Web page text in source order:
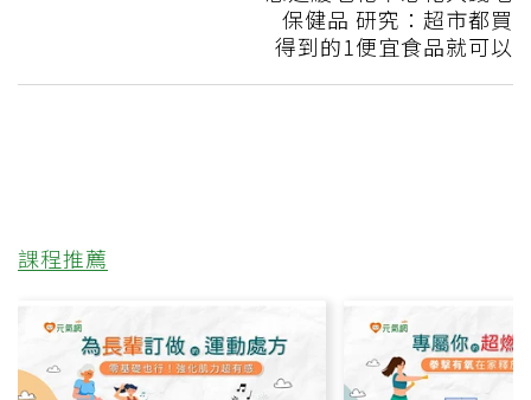
保健品 研究：超市都買
得到的1便宜食品就可以
課程推薦